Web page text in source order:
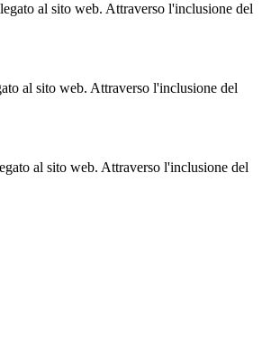
al sito web. Attraverso l'inclusione del
al sito web. Attraverso l'inclusione del
al sito web. Attraverso l'inclusione del